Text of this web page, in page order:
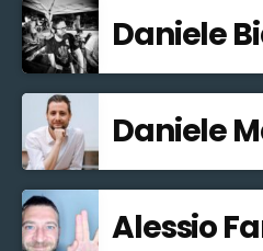
Daniele
Daniele
Alessio